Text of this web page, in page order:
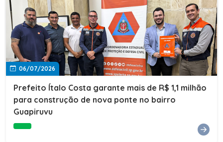
06/07/2026
Prefeito Ítalo Costa garante mais de R$ 1,1 milhão
para construção de nova ponte no bairro
Guapiruvu